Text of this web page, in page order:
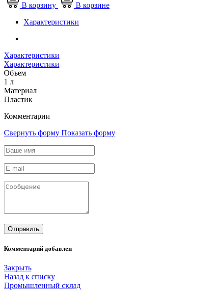
В корзину
В корзине
Характеристики
Характеристики
Характеристики
Объем
1 л
Материал
Пластик
Комментарии
Свернуть форму Показать форму
Комментарий добавлен
Закрыть
Назад к списку
Промышленный склад